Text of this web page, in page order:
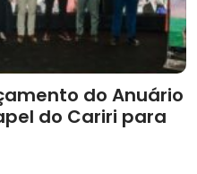
do Anuário
do Cariri para